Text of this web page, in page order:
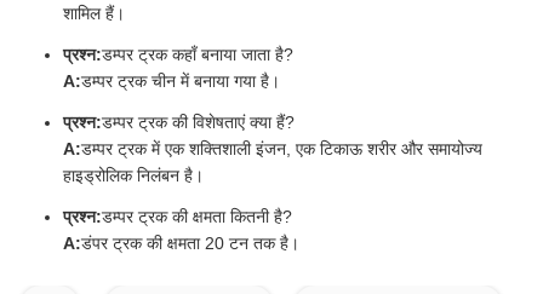
शामिल हैं।
प्रश्न:डम्पर ट्रक कहाँ बनाया जाता है?
A:डम्पर ट्रक चीन में बनाया गया है।
प्रश्न:डम्पर ट्रक की विशेषताएं क्या हैं?
A:डम्पर ट्रक में एक शक्तिशाली इंजन, एक टिकाऊ शरीर और समायोज्य
हाइड्रोलिक निलंबन है।
प्रश्न:डम्पर ट्रक की क्षमता कितनी है?
A:डंपर ट्रक की क्षमता 20 टन तक है।